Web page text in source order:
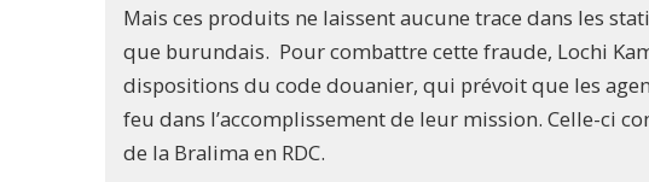
Mais ces produits ne laissent aucune trace dans les
que burundais. Pour combattre cette fraude, Lochi
dispositions du code douanier, qui prévoit que les
feu dans l’accomplissement de leur mission. Celle-ci
de la Bralima en RDC.